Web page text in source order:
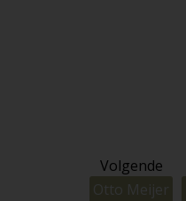
Volgende
Otto Meijer